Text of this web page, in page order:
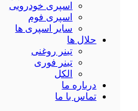
اسپری خودرویی
اسپری فوم
سایر اسپری ها
حلال ها
تینر روغنی
تینر فوری
الکل
درباره ما
تماس با ما